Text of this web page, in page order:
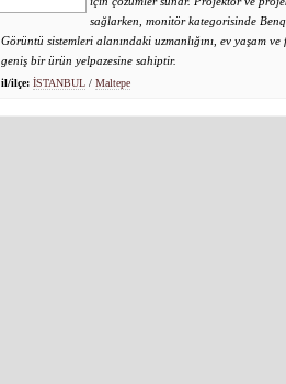
sağlarken, monitör kategorisinde
Görüntü sistemleri alanındaki uzmanlığını, ev yaşam
geniş bir ürün yelpazesine sahiptir.
il/ilçe: İSTANBUL / Maltepe